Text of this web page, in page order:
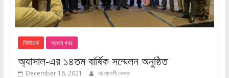
নিউইয়র্ক প্রধান খবর
অ্যাসাল-এর ১৪তম বার্ষিক সম্মেলন অনুষ্ঠিত
December 16, 2021 বাংলাদেশী ডেস্ক